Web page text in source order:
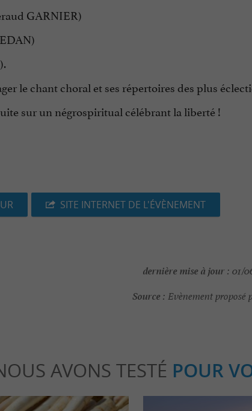
GARNIER)
le chant choral et ses répertoires des plus
sur un négrospiritual célébrant la liberté !
SITE INTERNET DE L'ÉVÈNEMENT
dernière mise à jour : 01/
Source : Evènement proposé
AVONS TESTÉ POUR